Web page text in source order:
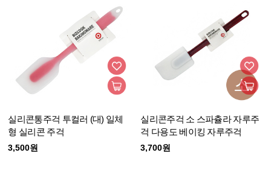
실리콘통주걱 투컬러 (대) 일체
형 실리콘 주걱
3,500원
실리콘주걱 소 스파츌라 자루주
걱 다용도 베이킹 자루주걱
3,700원